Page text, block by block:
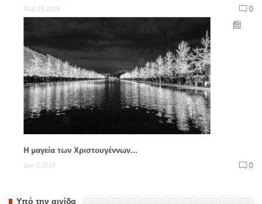
Φεβ 25,2019 0
Η μαγεία των Χριστουγέννων...
Δεκ 3,2018 0
Υπό την αιγίδα